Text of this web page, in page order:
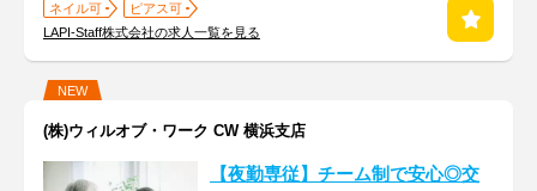
ネイル可
ピアス可
LAPI-Staff株式会社の求人一覧を見る
NEW
(株)ウィルオブ・ワーク CW 横浜支店
【夜勤専従】チーム制で安心◎交